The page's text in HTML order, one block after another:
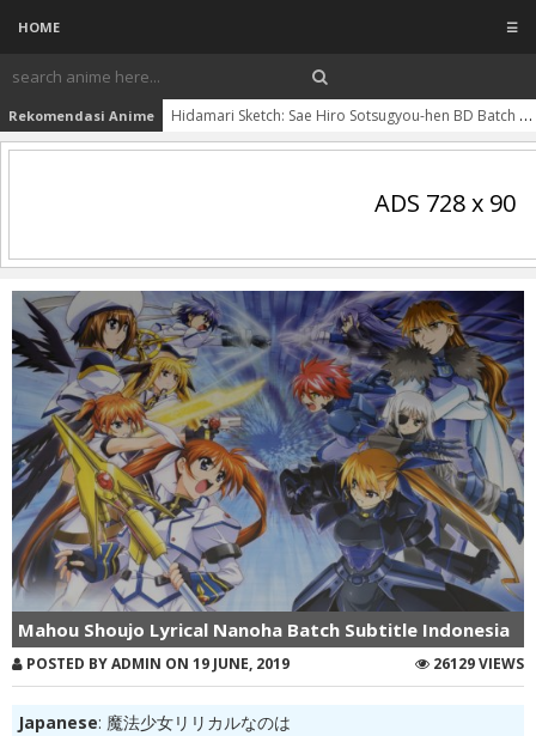
HOME ☰
Rekomendasi Anime Hidamari Sketch: Sae Hiro Sotsugyou-hen BD Batch Subtitle Indonesia
ADS 728 x 90
Mahou Shoujo Lyrical Nanoha Batch Subtitle Indonesia
POSTED BY ADMIN ON 19 JUNE, 2019 26129 VIEWS
Japanese: 魔法少女リリカルなのは